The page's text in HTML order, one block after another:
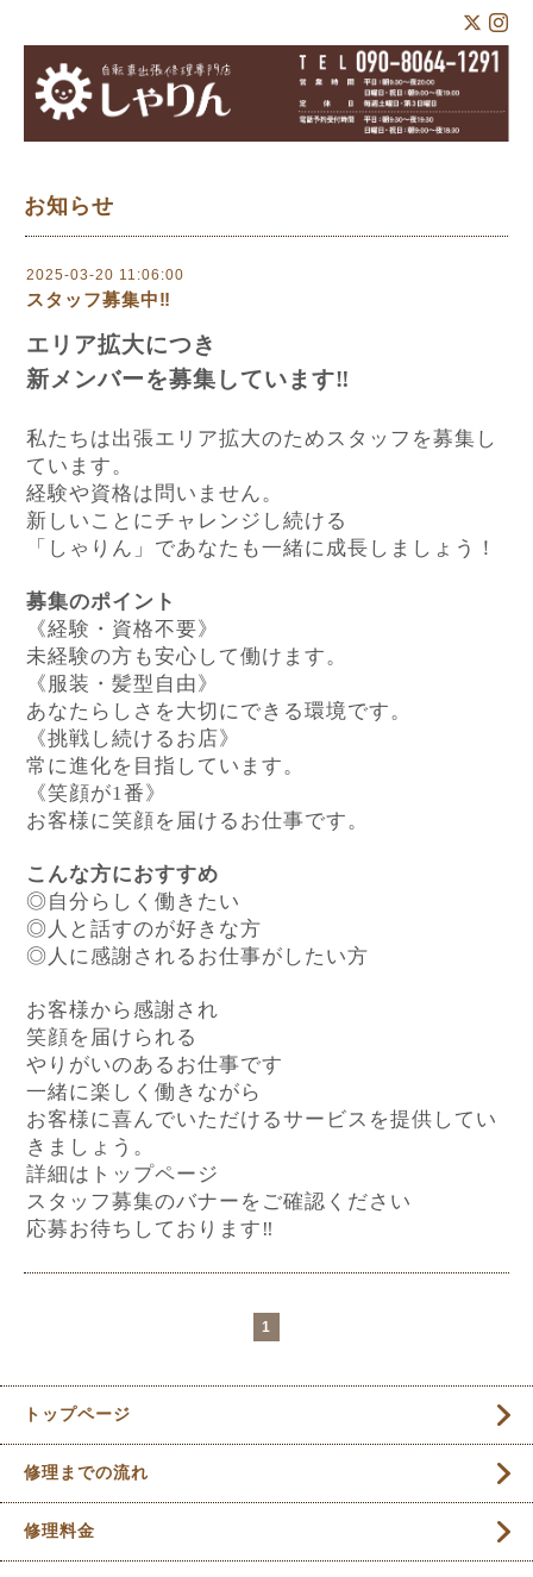
お知らせ
2025-03-20 11:06:00
スタッフ募集中‼︎
エリア拡大につき
新メンバーを募集しています‼︎
私たちは出張エリア拡大のためスタッフを募集し
ています。
経験や資格は問いません。
新しいことにチャレンジし続ける
「しゃりん」であなたも一緒に成長しましょう！
募集のポイント
《経験・資格不要》
未経験の方も安心して働けます。
《服装・髪型自由》
あなたらしさを大切にできる環境です。
《挑戦し続けるお店》
常に進化を目指しています。
《笑顔が1番》
お客様に笑顔を届けるお仕事です。
こんな方におすすめ
◎自分らしく働きたい
◎人と話すのが好きな方
◎人に感謝されるお仕事がしたい方
お客様から感謝され
笑顔を届けられる
やりがいのあるお仕事です
一緒に楽しく働きながら
お客様に喜んでいただけるサービスを提供してい
きましょう。
詳細はトップページ
スタッフ募集のバナーをご確認ください
応募お待ちしております‼︎
1
トップページ
修理までの流れ
修理料金